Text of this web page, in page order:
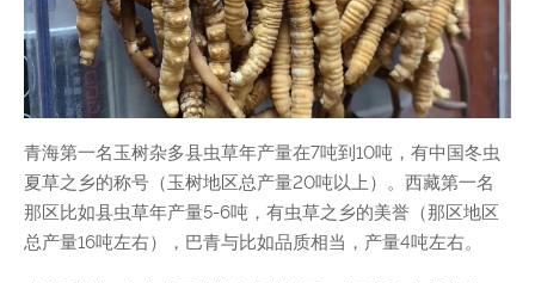
青海第一名玉树杂多县虫草年产量在7吨到10吨，有中国冬虫
夏草之乡的称号（玉树地区总产量20吨以上）。西藏第一名
那区比如县虫草年产量5-6吨，有虫草之乡的美誉（那区地区
总产量16吨左右），巴青与比如品质相当，产量4吨左右。